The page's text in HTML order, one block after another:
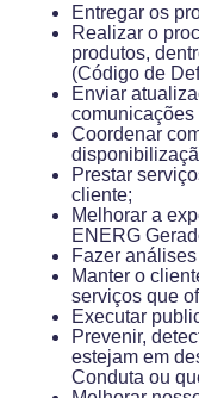
Entregar os
Realizar o
produtos,
(Código de
Enviar
comunicações
Coordenar
Prestar
cliente;
Melhorar a
ENERG
Fazer
Manter o
serviços que
Executar
Prevenir,
estejam em
Conduta ou